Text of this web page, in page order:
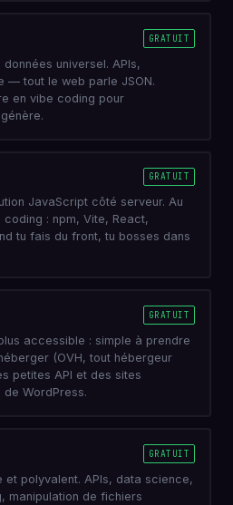
GRATUIT
universel. APIs,
— tout le web parle JSON.
en vibe coding pour
GRATUIT
JavaScript côté serveur. Au
: npm, Vite, React,
tu fais du front, tu bosses dans
GRATUIT
accessible : simple à prendre
(OVH, tout hébergeur
petites API et des sites
de WordPress.
GRATUIT
et polyvalent. APIs, data science,
manipulation de fichiers